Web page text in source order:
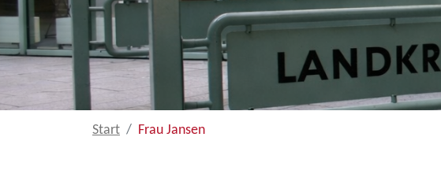
Start Frau Jansen